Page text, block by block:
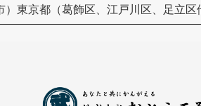
東京都（葛飾区、江戸川区、足立区